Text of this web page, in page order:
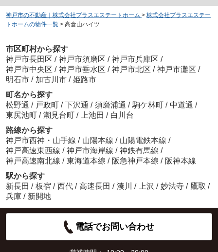
神戸市の不動産｜株式会社プラスエステートホーム > 株式会社プラスエステー
トホームの物件一覧 > 高倉山ハイツ
市区町村から探す
神戸市長田区 / 神戸市須磨区 / 神戸市兵庫区 /
神戸市中央区 / 神戸市垂水区 / 神戸市北区 / 神戸市灘区 /
明石市 / 加古川市 / 姫路市
町名から探す
松野通 / 戸政町 / 下沢通 / 須磨浦通 / 駒ケ林町 / 中道通 /
東尻池町 / 潮見台町 / 上池田 / 白川台
路線から探す
神戸市西神・山手線 / 山陽本線 / 山陽電鉄本線 /
神戸高速東西線 / 神戸市海岸線 / 神鉄有馬線 /
神戸高速南北線 / 東海道本線 / 阪急神戸本線 / 阪神本線
駅から探す
新長田 / 板宿 / 西代 / 高速長田 / 湊川 / 上沢 / 妙法寺 / 鷹取 /
兵庫 / 新開地
電話でお問い合わせ